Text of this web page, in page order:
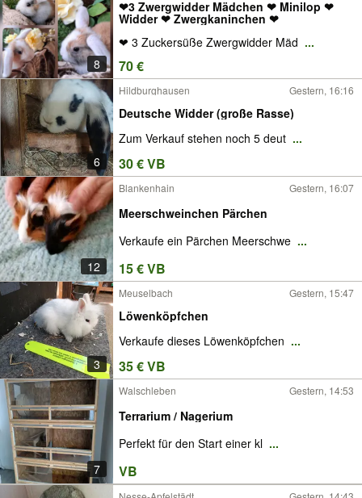
8
❤3 Zwergwidder Mädchen ❤ Minilop ❤
Widder ❤ Zwergkaninchen ❤
❤ 3 Zuckersüße Zwergwidder Mäd ...
70 €
6
Hildburghausen Gestern, 16:16
Deutsche Widder (große Rasse)
Zum Verkauf stehen noch 5 deut ...
30 € VB
12
Blankenhain Gestern, 16:07
Meerschweinchen Pärchen
Verkaufe ein Pärchen Meerschwe ...
15 € VB
3
Meuselbach Gestern, 15:47
Löwenköpfchen
Verkaufe dieses Löwenköpfchen ...
35 € VB
7
Walschleben Gestern, 14:53
Terrarium / Nagerium
Perfekt für den Start einer kl ...
VB